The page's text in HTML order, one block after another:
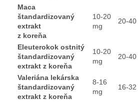
Maca
štandardizovaný
extrakt
z koreňa
10-20
mg
20-40
Eleuterokok ostnitý
štandardizovaný
extrakt z koreňa
10-20
mg
20-40
Valeriána lekárska
štandardizovaný
extrakt z koreňa
8-16
mg
16-32